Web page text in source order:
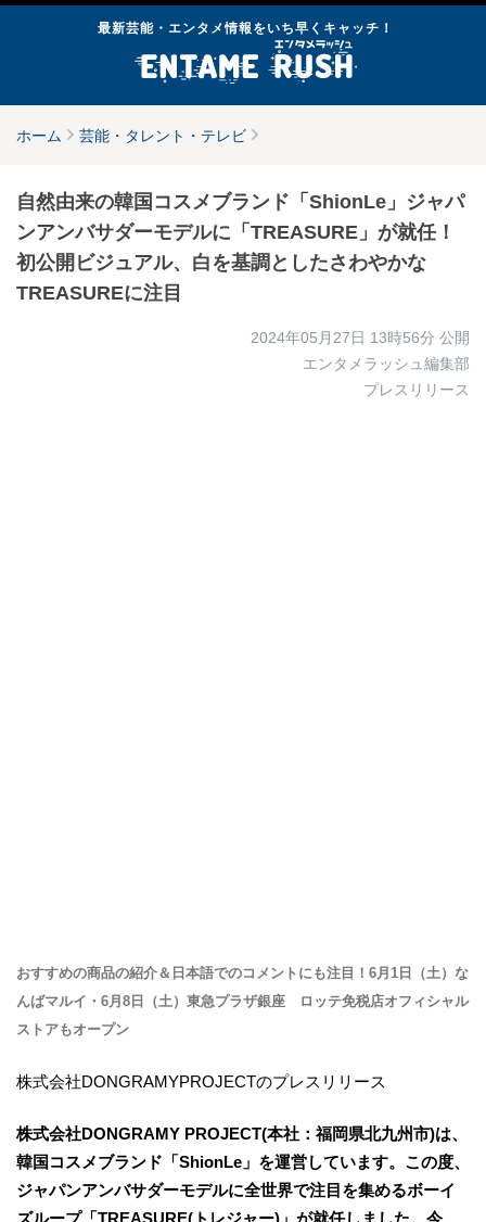
最新芸能・エンタメ情報をいち早くキャッチ！
ホーム 芸能・タレント・テレビ
自然由来の韓国コスメブランド「ShionLe」ジャパ
ンアンバサダーモデルに「TREASURE」が就任！
初公開ビジュアル、白を基調としたさわやかな
TREASUREに注目
2024年05月27日 13時56分 公開
エンタメラッシュ編集部
プレスリリース
おすすめの商品の紹介＆日本語でのコメントにも注目！6月1日（土）な
んばマルイ・6月8日（土）東急プラザ銀座 ロッテ免税店オフィシャル
ストアもオープン
株式会社DONGRAMYPROJECTのプレスリリース
株式会社DONGRAMY PROJECT(本社：福岡県北九州市)は、
韓国コスメブランド「ShionLe」を運営しています。この度、
ジャパンアンバサダーモデルに全世界で注目を集めるボーイ
ズループ「TREASURE(トレジャー)」が就任しました。今